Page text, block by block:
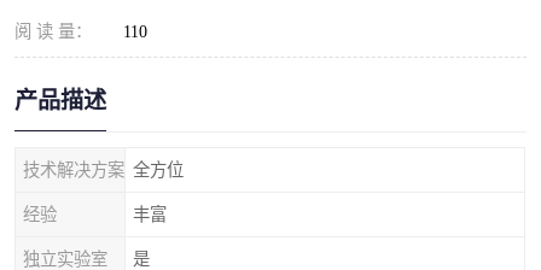
阅 读 量： 110
产品描述
技术解决方案 全方位
经验 丰富
独立实验室 是